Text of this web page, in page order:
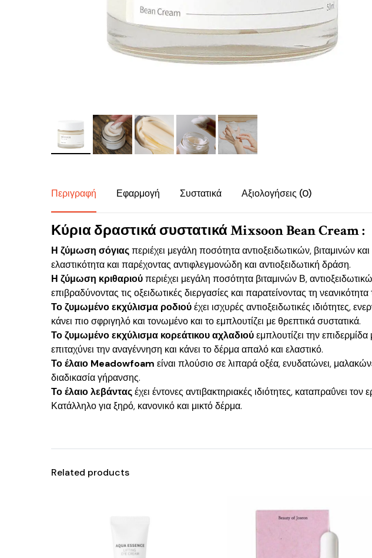
Περιγραφή Εφαρμογή Συστατικά Αξιολογήσεις (0)
Κύρια δραστικά συστατικά Mixsoon Bean Cream :
Η ζύμωση σόγιαςπεριέχει μεγάλη ποσότητα αντιοξειδωτικών, βιταμινών
ελαστικότητα και παρέχοντας αντιφλεγμονώδη και αντιοξειδωτική δράση.
Η ζύμωση κριθαριούπεριέχει μεγάλη ποσότητα βιταμινών Β,
επιβραδύνοντας τις οξειδωτικές διεργασίες και παρατείνοντας τη
Το ζυμωμένο εκχύλισμα ροδιούέχει ισχυρές αντιοξειδωτικές ιδιότητες,
κάνει πιο σφριγηλό και τονωμένο και το εμπλουτίζει με θρεπτικά συστατικά.
Το ζυμωμένο εκχύλισμα κορεάτικου αχλαδιούεμπλουτίζει την
επιταχύνει την αναγέννηση και κάνει το δέρμα απαλό και ελαστικό.
Το έλαιο Meadowfoam είναι πλούσιο σε λιπαρά οξέα, ενυδατώνει,
διαδικασία γήρανσης.
Το έλαιο λεβάνταςέχει έντονες αντιβακτηριακές ιδιότητες, καταπραΰνει
Κατάλληλο για ξηρό, κανονικό και μικτό δέρμα.
Related products